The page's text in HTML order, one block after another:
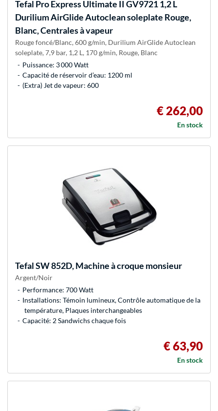
Tefal Pro Express Ultimate II GV9721 1,2 L
Durilium AirGlide Autoclean soleplate Rouge,
Blanc, Centrales à vapeur
Rouge foncé/Blanc, 600 g/min, Durilium AirGlide Autoclean
soleplate, 7,9 bar, 1,2 L, 170 g/min, Rouge, Blanc
Puissance: 3 000 Watt
Capacité de réservoir d’eau: 1200 ml
(Extra) Jet de vapeur: 600
€ 262,00
En stock
TefalSW 852D, Machine à croque monsieur
Argent/Noir
Performance: 700 Watt
Installations: Témoin lumineux, Contrôle automatique de la
température, Plaques interchangeables
Capacité: 2 Sandwichs chaque fois
€ 63,90
En stock